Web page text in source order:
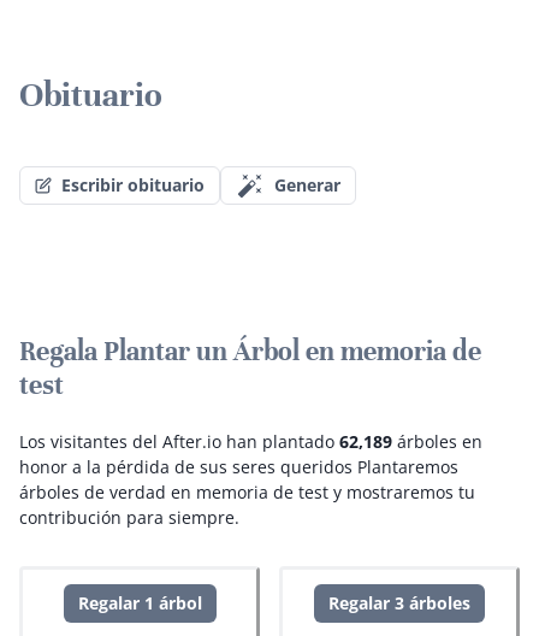
Obituario
Escribir obituario Generar
Regala Plantar un Árbol en memoria de
test
Los visitantes del After.io han plantado 62,189 árboles en
honor a la pérdida de sus seres queridos Plantaremos
árboles de verdad en memoria de test y mostraremos tu
contribución para siempre.
Regalar 1 árbol Regalar 3 árboles